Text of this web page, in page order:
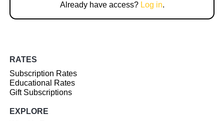
Already have access? Log in.
RATES
Subscription Rates
Educational Rates
Gift Subscriptions
EXPLORE